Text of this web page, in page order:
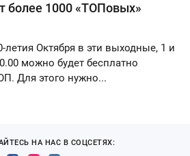
более 1000 «ТОПовых»
летия Октября в эти выходные, 1 и
можно будет бесплатно
Для этого нужно...
НА НАС В СОЦСЕТЯХ: